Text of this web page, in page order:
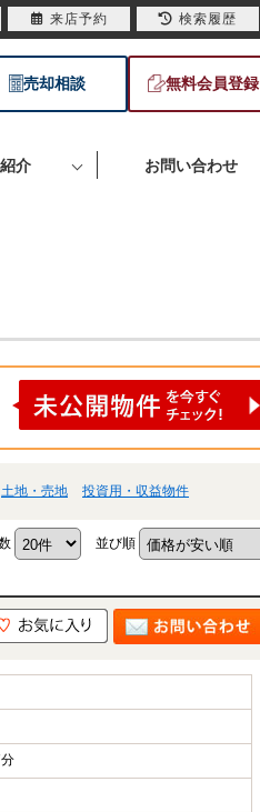
売却相談 無料会員登録
介 お問い合わせ
土地・売地 投資用・収益物件
並び順
来店予約 検索履歴